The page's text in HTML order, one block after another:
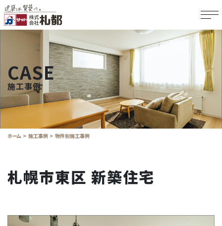
CASE
施工事例
ホーム 施工事例 物件別施工事例
札幌市東区 新築住宅